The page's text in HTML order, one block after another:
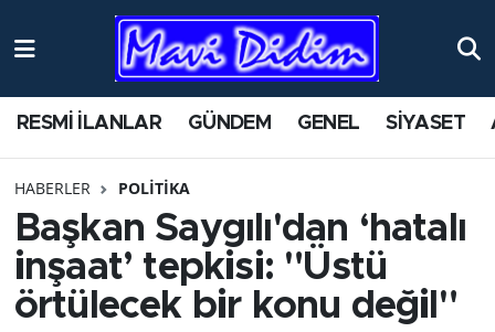
RESMİ İLANLAR GÜNDEM GENEL SİYASET
HABERLER POLİTİKA
Başkan Saygılı'dan ‘hatalı
inşaat’ tepkisi: "Üstü
örtülecek bir konu değil"
ANTİK YERLER
AYDIN
BİLİM VE TEKNOLOJİ
ÇEVRE
Nöbetçi Eczaneler
Namaz Vakitleri
Trafik Durumu
Süper Lig Puan Durumu ve Fikstür